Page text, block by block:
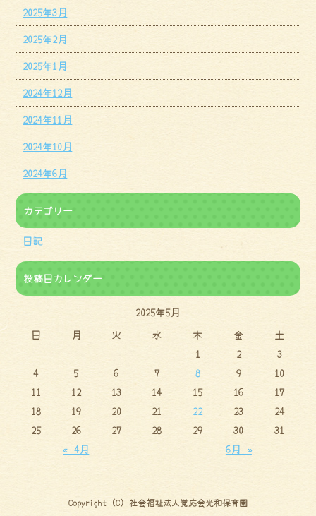
2025年3月
2025年2月
2025年1月
2024年12月
2024年11月
2024年10月
2024年6月
カテゴリー
日記
投稿日カレンダー
2025年5月
日
月 火 水 木 金 土
« 4月 6月 »
1 2
3
4
5 6 7 8 9
10
11
12 13 14 15 16
17
18
19 20 21 22 23
24
25
26 27 28 29 30 31
Copyright (C) 社会福祉法人覚応会光和保育園